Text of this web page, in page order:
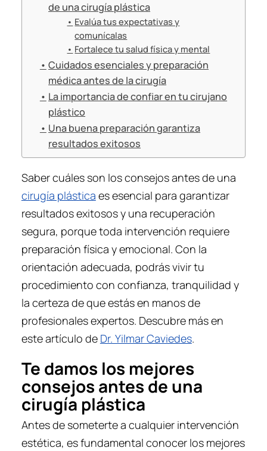
de una cirugía plástica
Evalúa tus expectativas y
comunícalas
Fortalece tu salud física y mental
Cuidados esenciales y preparación
médica antes de la cirugía
La importancia de confiar en tu cirujano
plástico
Una buena preparación garantiza
resultados exitosos
Saber cuáles son los consejos antes de una
cirugía plástica es esencial para garantizar
resultados exitosos y una recuperación
segura, porque toda intervención requiere
preparación física y emocional. Con la
orientación adecuada, podrás vivir tu
procedimiento con confianza, tranquilidad y
la certeza de que estás en manos de
profesionales expertos. Descubre más en
este artículo de Dr. Yilmar Caviedes.
Te damos los mejores
consejos antes de una
cirugía plástica
Antes de someterte a cualquier intervención
estética, es fundamental conocer los mejores